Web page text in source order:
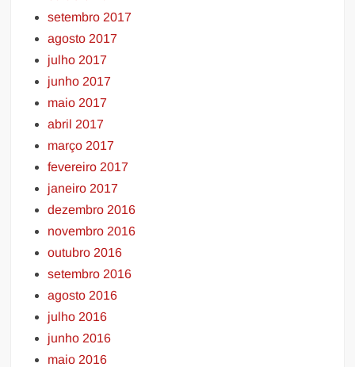
setembro 2017
agosto 2017
julho 2017
junho 2017
maio 2017
abril 2017
março 2017
fevereiro 2017
janeiro 2017
dezembro 2016
novembro 2016
outubro 2016
setembro 2016
agosto 2016
julho 2016
junho 2016
maio 2016